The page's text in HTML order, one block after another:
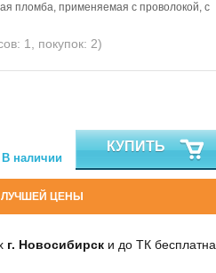
пломба, применяемая с проволокой, с
1, покупок: 2)
В наличии
КУПИТЬ
ЛУЧШЕЙ ЦЕНЫ
г. Новосибирск и до ТК бесплатна